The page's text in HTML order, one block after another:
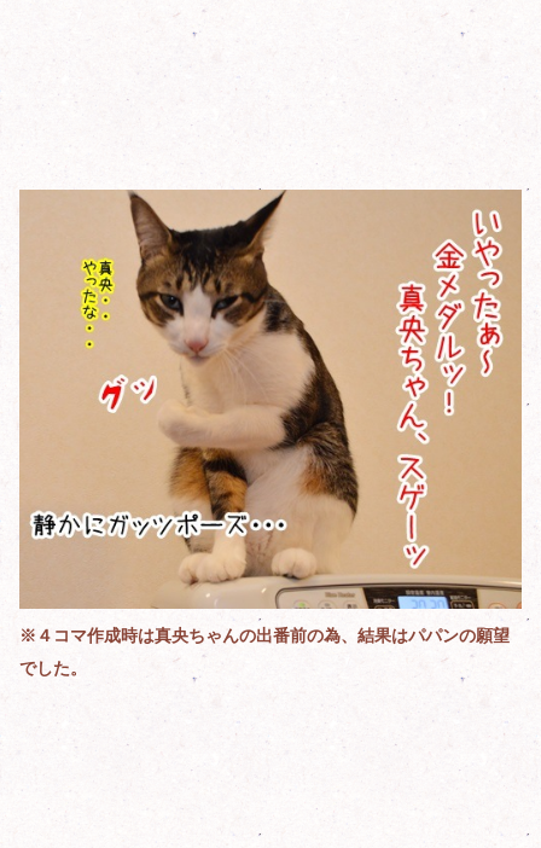
※４コマ作成時は真央ちゃんの出番前の為、結果はパパンの願望
でした。